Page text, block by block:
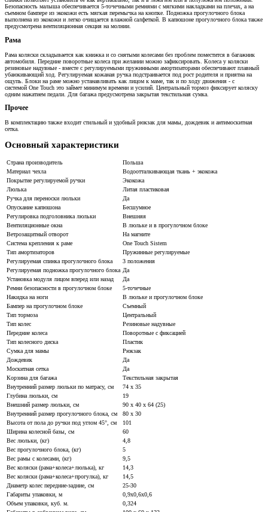
Безопасность малыша обеспечивается 5-точечными ремнями с мягкими накладками на плечах, а на
съемном бампере из экокожи есть мягкая перемычка на кнопке. Подножка прогулочного блока
выполнена из экокожи и легко очищается влажной салфеткой. В капюшоне прогулочного блока также
предусмотрена вентиляционная секция на молнии.
Рама
Рама коляски складывается как книжка и со снятыми колесами без проблем поместится в багажник
автомобиля. Передние поворотные колеса при желании можно зафиксировать. Колеса у коляски
резиновые надувные - вместе с регулируемыми пружинными амортизаторами обеспечивают плавный
убаюкивающий ход. Регулируемая кожаная ручка подстраивается под рост родителя и приятна на
ощупь. Блоки на раме можно устанавливать как лицом к маме, так и по ходу движения - с
системой One Touch это займет минимум времени и усилий. Центральный тормоз фиксирует коляску
одним нажатием педали. Для багажа предусмотрена закрытая текстильная сумка.
Прочее
В комплектацию также входит стильный и удобный рюкзак для мамы, дождевик и антимоскитная
сетка.
Основный характеристики
Страна производитель
Польша
Материал чехла
Водоотталкивающая ткань + экокожа
Покрытие регулируемой ручки
Экокожа
Люлька
Литая пластиковая
Ручка для переноски люльки
Да
Опускание капюшона
Бесшумное
Регулировка подголовника люльки
Внешняя
Вентиляционные окна
В люльке и в прогулочном блоке
Ветрозащитный отворот
На магните
Система крепления к раме
One Touch Sistem
Тип амортизаторов
Пружинные регулируемые
Регулируемая спинка прогулочного блока
3 положения
Регулируемая подножка прогулочного блока Да
Установка модуля лицом вперед или назад
Да
Ремни безопасности в прогулочном блоке
5-точечные
Накидка на ноги
В люльке и прогулочном блоке
Бампер на прогулочном блоке
Съемный
Тип тормоза
Центральный
Тип колес
Резиновые надувные
Передние колеса
Поворотные с фиксацией
Тип колесного диска
Пластик
Сумка для мамы
Рюкзак
Дождевик
Да
Москитная сетка
Да
Корзина для багажа
Текстильная закрытая
Внутренний размер люльки по матрасу, см
74 х 35
Глубина люльки, см
19
Внешний размер люльки, см
90 х 40 х 64 (25)
Внутренний размер прогулочного блока, см
80 х 30
Высота от пола до ручки под углом 45°, см
101
Ширина колесной базы, см
60
Вес люльки, (кг)
4,8
Вес прогулочного блока, (кг)
5
Вес рамы с колесами, (кг)
9,5
Вес коляски (рама+колеса+люлька), кг
14,3
Вес коляски (рама+колеса+прогулка), кг
14,5
Диаметр колес передние-задние, см
25-30
Габариты упаковки, м
0,9х0,6х0,6
Объем упаковки, куб. м.
0,324